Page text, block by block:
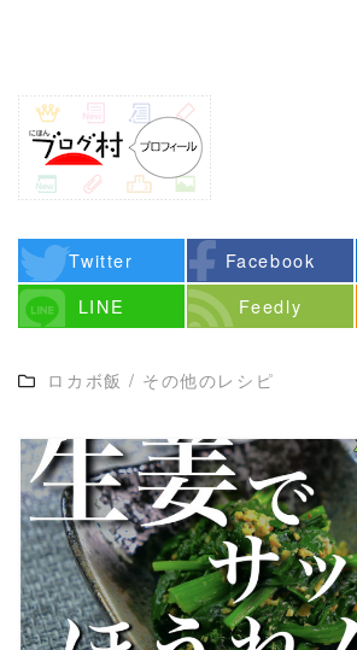
Twitter Facebook
LINE
Feedly
ロカボ飯 / その他のレシピ